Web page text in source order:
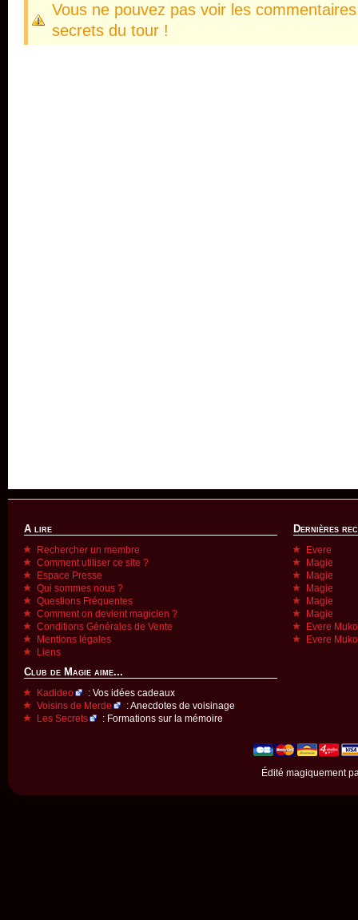
Vous ne pouvez pas voir les
secrets du tour !
A lire
Rechercher un membre
Comment utiliser ce site ?
Espace Presse
Qui sommes nous ?
Questions Fréquentes
Comment on devient magicien ?
Conditions Générales de Vente
Mentions légales
Liens
Club de Magie aime...
Kadideo
: Vos idées cadeaux
Voisins de Merde
: Anecdotes de voisinage
Les Secrets
: Formations sur la mémoire
Dernières
Evere
Magie
Magie
Magie
Magie
Magie
Evere
Evere
Édité magiquement